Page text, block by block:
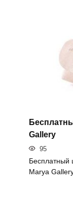
Gallery
95
Бесплатный
Marya